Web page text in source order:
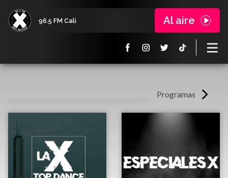
96.5 FM Cali Al aire
Programas